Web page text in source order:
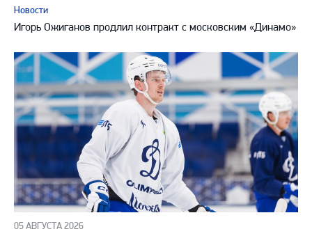
Новости
Игорь Ожиганов продлил контракт с московским «Динамо»
05 АВГУСТА 2026